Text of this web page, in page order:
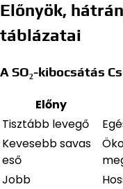
Előnyök,
táblázatai
A SO₂-kibocsátás
Előny
Tisztább levegő
Kevesebb savas
eső
Jobb